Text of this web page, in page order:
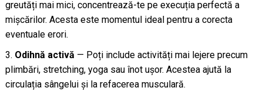
greutăți mai mici, concentrează-te pe execuția perfectă a
mișcărilor. Acesta este momentul ideal pentru a corecta
eventuale erori.
Odihnă activă — Poți include activități mai lejere precum
plimbări, stretching, yoga sau înot ușor. Acestea ajută la
circulația sângelui și la refacerea musculară.